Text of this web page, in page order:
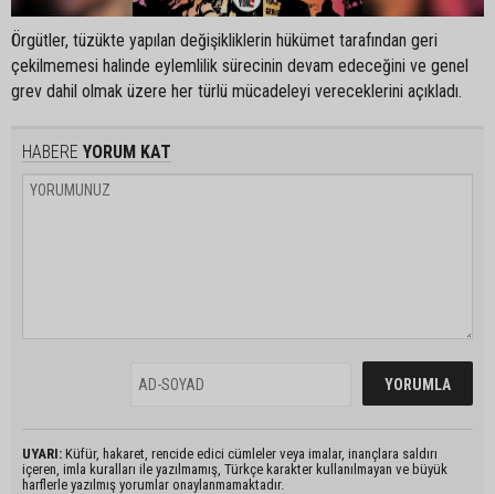
Örgütler, tüzükte yapılan değişikliklerin hükümet tarafından geri
çekilmemesi halinde eylemlilik sürecinin devam edeceğini ve genel
grev dahil olmak üzere her türlü mücadeleyi vereceklerini açıkladı.
HABERE YORUM KAT
UYARI: Küfür, hakaret, rencide edici cümleler veya imalar, inançlara saldırı
içeren, imla kuralları ile yazılmamış, Türkçe karakter kullanılmayan ve büyük
harflerle yazılmış yorumlar onaylanmamaktadır.